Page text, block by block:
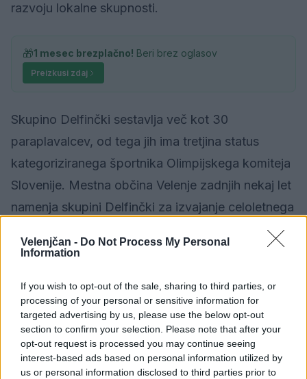
Velenjčan - Do Not Process My Personal
Information
If you wish to opt-out of the sale, sharing to third parties, or
processing of your personal or sensitive information for
targeted advertising by us, please use the below opt-out
section to confirm your selection. Please note that after your
opt-out request is processed you may continue seeing
interest-based ads based on personal information utilized by
us or personal information disclosed to third parties prior to
razvoju lokalne skupnosti.
🎁1 mesec brezplačno! Beri brez oglasov
Preizkusi zdaj
Skupino Delfinčki sestavlja več kot 30
paraplavalcev, od tega jih ima tretjina status
kategoriziranega športnika Olimpijskega komiteja
Slovenije. Mestna občina Velenje zadnjih nekaj let
namenja skupini Delfinčki za izvajanje celoletnega
programa sredstva v višini med 6 in 7 tisoč evrov.
KATEGORIJE Družba
Sorodno